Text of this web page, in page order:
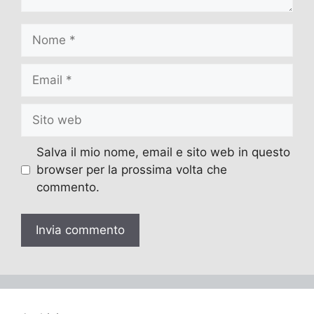
web
Salva il mio nome, email e sito web in questo
browser per la prossima volta che
commento.